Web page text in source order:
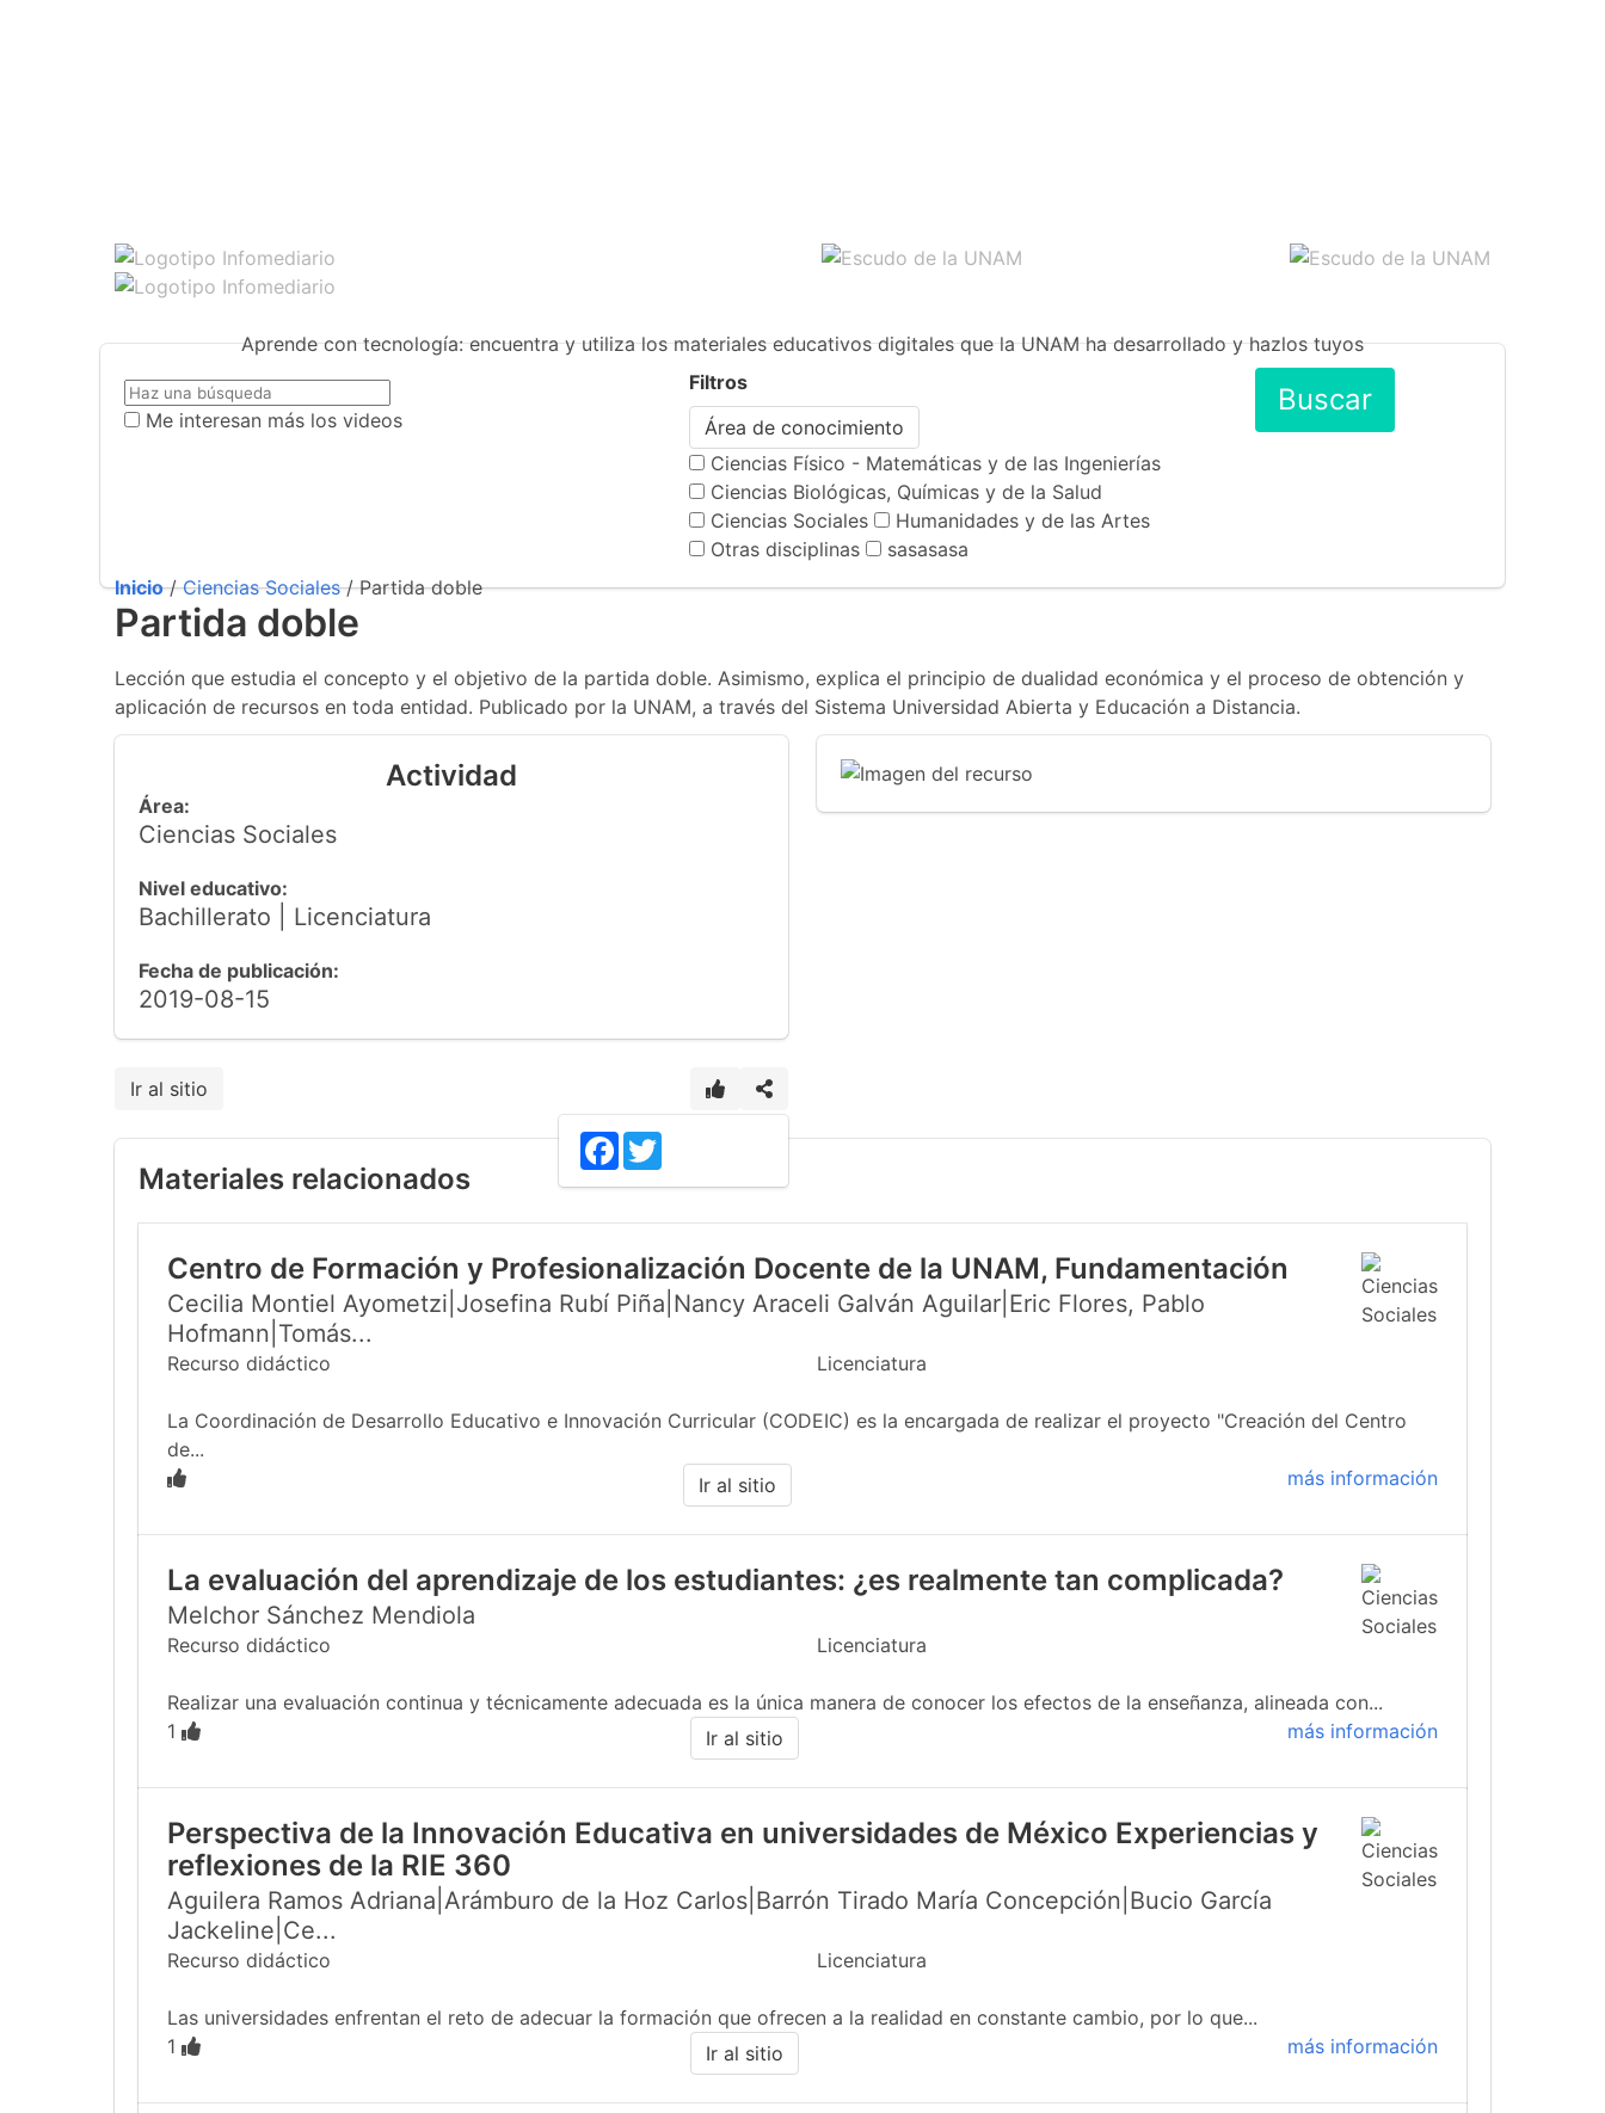
Aprende con tecnología: encuentra y utiliza los materiales educativos digitales que la UNAM ha desarrollado y hazlos tuyos
Me interesan más los videos
Filtros
Área de conocimiento
Ciencias Físico - Matemáticas y de las Ingenierías
Ciencias Biológicas, Químicas y de la Salud
Ciencias Sociales
Humanidades y de las Artes
Otras disciplinas
sasasasa
Buscar
Inicio/Ciencias Sociales/ Partida doble
Partida doble
Lección que estudia el concepto y el objetivo de la partida doble. Asimismo, explica el principio de dualidad económica y el proceso de obtención y
aplicación de recursos en toda entidad. Publicado por la UNAM, a través del Sistema Universidad Abierta y Educación a Distancia.
Actividad
Área:
Ciencias Sociales
Nivel educativo:
Bachillerato | Licenciatura
Fecha de publicación:
2019-08-15
Ir al sitio
Facebook
Materiales relacionados
Centro de Formación y Profesionalización Docente de la UNAM, Fundamentación
Cecilia Montiel Ayometzi|Josefina Rubí Piña|Nancy Araceli Galván Aguilar|Eric Flores, Pablo
Hofmann|Tomás...
Recurso didáctico Licenciatura
La Coordinación de Desarrollo Educativo e Innovación Curricular (CODEIC) es la encargada de realizar el proyecto "Creación del Centro
de...
más información
Ir al sitio
La evaluación del aprendizaje de los estudiantes: ¿es realmente tan complicada?
Melchor Sánchez Mendiola
Recurso didáctico Licenciatura
Realizar una evaluación continua y técnicamente adecuada es la única manera de conocer los efectos de la enseñanza, alineada con...
1
más información
Ir al sitio
Perspectiva de la Innovación Educativa en universidades de México Experiencias y
reflexiones de la RIE 360
Aguilera Ramos Adriana|Arámburo de la Hoz Carlos|Barrón Tirado María Concepción|Bucio García
Jackeline|Ce...
Recurso didáctico Licenciatura
Las universidades enfrentan el reto de adecuar la formación que ofrecen a la realidad en constante cambio, por lo que...
1
más información
Ir al sitio